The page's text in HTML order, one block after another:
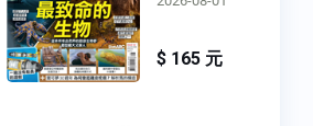
$ 165 元